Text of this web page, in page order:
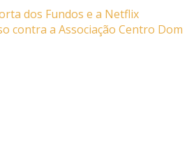
dos Fundos e a Netflix
contra a Associação Centro Dom